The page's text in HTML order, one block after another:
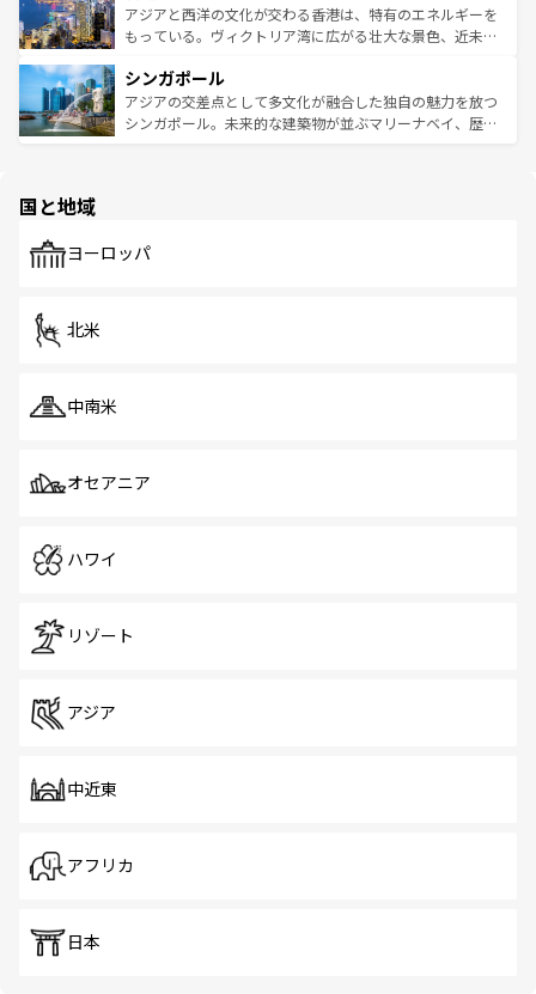
ひ現地で味わいたい。どの地域を訪れてもあたたかい人々
が旅行者を迎えてくれるので、きっと忘れられない旅にな
参照してほしい。
帯で自然と触れ合い、南部ではプーケットやクラビの美し
いビーチでリゾート気分を楽しむことができる。タイ料理
激する。気候は一年中温暖で、どの季節にも異なる楽しみ
が待っている。親しみやすいタイの人々、仏教を中心とし
た文化、そして多様な観光資源が、訪れる旅人を魅了し続
アジアと西洋の文化が交わる香港は、特有のエネルギーを
もっている。ヴィクトリア湾に広がる壮大な景色、近未来
み、どこを訪れても感動するはず。観光スポットが密集し
ており、効率よく見どころを回れるのも魅力。息をのむよ
うな絶景から文化的な体験まで、香港を存分に楽しみ尽く
シンガポール
アジアの交差点として多文化が融合した独自の魅力を放つ
シンガポール。未来的な建築物が並ぶマリーナベイ、歴史
で、ホーカーズは地元の風情を楽しめる外せないスポット
国と地域
ヨーロッパ
北米
中南米
オセアニア
ハワイ
リゾート
アジア
中近東
アフリカ
日本